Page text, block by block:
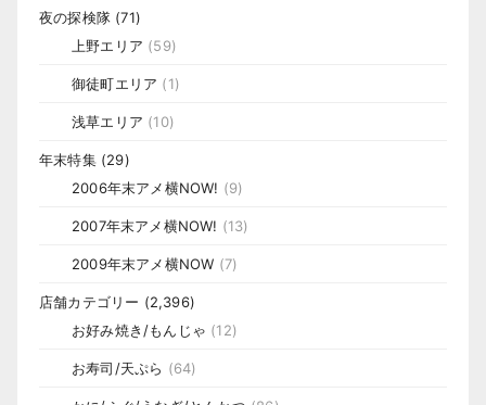
夜の探検隊 (71)
上野エリア (59)
御徒町エリア (1)
浅草エリア (10)
年末特集(29)
2006年末アメ横NOW! (9)
2007年末アメ横NOW! (13)
2009年末アメ横NOW (7)
店舗カテゴリー (2,396)
お好み焼き/もんじゃ (12)
お寿司/天ぷら (64)